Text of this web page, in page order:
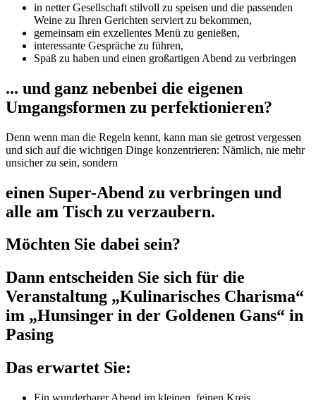
in netter Gesellschaft stilvoll zu speisen und die passenden
Weine zu Ihren Gerichten serviert zu bekommen,
gemeinsam ein exzellentes Menü zu genießen,
interessante Gespräche zu führen,
Spaß zu haben und einen großartigen Abend zu verbringen
... und ganz nebenbei die eigenen
Umgangsformen zu perfektionieren?
Denn wenn man die Regeln kennt, kann man sie getrost vergessen
und sich auf die wichtigen Dinge konzentrieren: Nämlich, nie mehr
unsicher zu sein, sondern
einen Super-Abend zu verbringen und
alle am Tisch zu verzaubern.
Möchten Sie dabei sein?
Dann entscheiden Sie sich für die
Veranstaltung „Kulinarisches Charisma“
im „Hunsinger in der Goldenen Gans“ in
Pasing
Das erwartet Sie: